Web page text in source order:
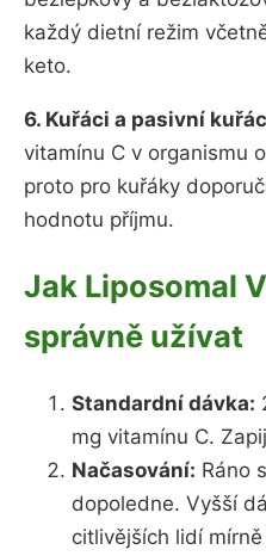
každý dietní režim
keto.
6. Kuřáci a pasivní
vitamínu C v organismu
proto pro kuřáky
hodnotu příjmu.
Jak Liposomal
správně užívat
Standardní dávka:
mg vitamínu C.
Načasování: Ráno
dopoledne. Vyšší
citlivějších lidí